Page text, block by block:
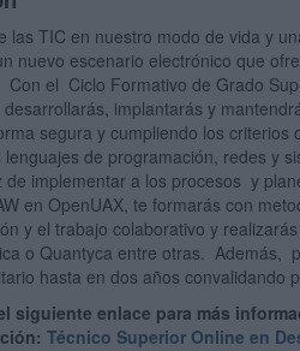
las TIC en nuestro modo de vida y
nuevo escenario electrónico que
Con el Ciclo Formativo de Grado
desarrollarás, implantarás y
segura y cumpliendo los
de programación, redes y
de implementar a los procesos y
en OpenUAX, te formarás con
y el trabajo colaborativo y
o Quantyca entre otras. Además,
hasta en dos años convalidando
siguiente enlace para más
Técnico Superior Online en